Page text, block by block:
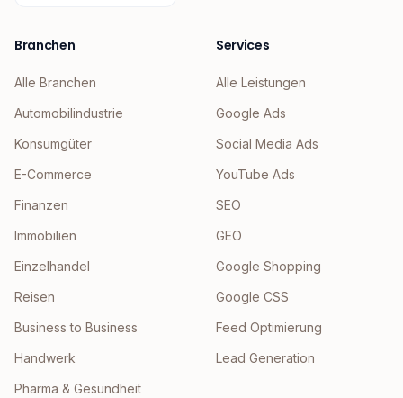
Branchen
Alle Branchen
Automobilindustrie
Konsumgüter
E-Commerce
Finanzen
Immobilien
Einzelhandel
Reisen
Business to Business
Handwerk
Pharma & Gesundheit
Services
Alle Leistungen
Google Ads
Social Media Ads
YouTube Ads
SEO
GEO
Google Shopping
Google CSS
Feed Optimierung
Lead Generation